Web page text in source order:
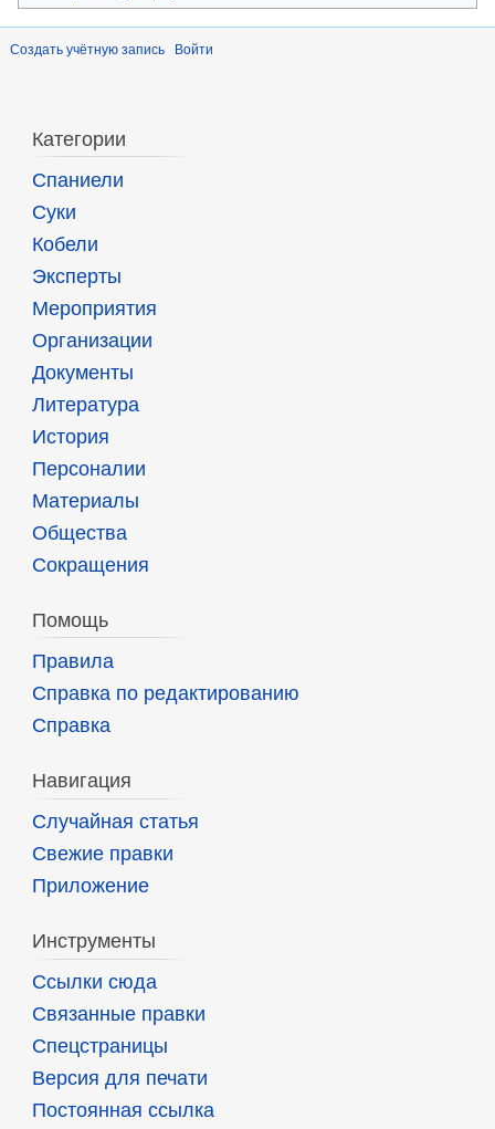
Создать учётную запись Войти
Категории
Спаниели
Суки
Кобели
Эксперты
Мероприятия
Организации
Документы
Литература
История
Персоналии
Материалы
Общества
Сокращения
Помощь
Правила
Справка по редактированию
Справка
Навигация
Случайная статья
Свежие правки
Приложение
Инструменты
Ссылки сюда
Связанные правки
Спецстраницы
Версия для печати
Постоянная ссылка